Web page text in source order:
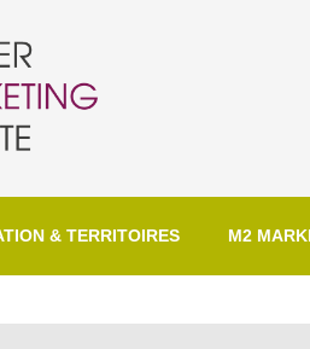
& TERRITOIRES M2